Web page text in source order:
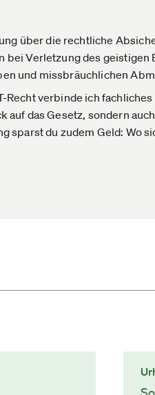
über die rechtliche
bei Verletzung des geistigen
und missbräuchlichen
Recht verbinde ich
das Gesetz, sondern
sparst du zudem Geld: Wo